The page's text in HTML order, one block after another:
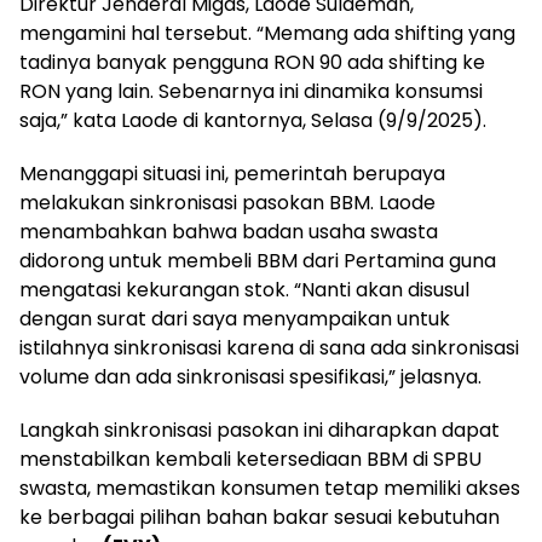
mengamini hal tersebut. “Memang ada shifting yang
tadinya banyak pengguna RON 90 ada shifting ke
RON yang lain. Sebenarnya ini dinamika konsumsi
saja,” kata Laode di kantornya, Selasa (9/9/2025).
Menanggapi situasi ini, pemerintah berupaya
melakukan sinkronisasi pasokan BBM. Laode
menambahkan bahwa badan usaha swasta
didorong untuk membeli BBM dari Pertamina guna
mengatasi kekurangan stok. “Nanti akan disusul
dengan surat dari saya menyampaikan untuk
istilahnya sinkronisasi karena di sana ada sinkronisasi
volume dan ada sinkronisasi spesifikasi,” jelasnya.
Langkah sinkronisasi pasokan ini diharapkan dapat
menstabilkan kembali ketersediaan BBM di SPBU
swasta, memastikan konsumen tetap memiliki akses
ke berbagai pilihan bahan bakar sesuai kebutuhan